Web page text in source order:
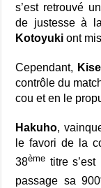
s’est retrouvé
de justesse à
Kotoyukiont
Cependant,
contrôle du
cou et en le
Hakuho,
le favori de la
38ème titre
passage sa 900